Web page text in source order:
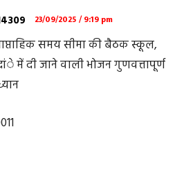
23/09/2025 / 9:19 pm
समय सीमा की बैठक स्कूल,
में दी जाने वाली भोजन गुणवत्तापूर्ण